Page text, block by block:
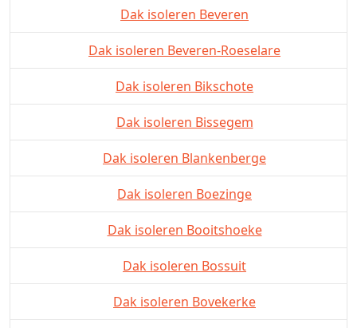
Dak isoleren Beveren
Dak isoleren Beveren-Roeselare
Dak isoleren Bikschote
Dak isoleren Bissegem
Dak isoleren Blankenberge
Dak isoleren Boezinge
Dak isoleren Booitshoeke
Dak isoleren Bossuit
Dak isoleren Bovekerke